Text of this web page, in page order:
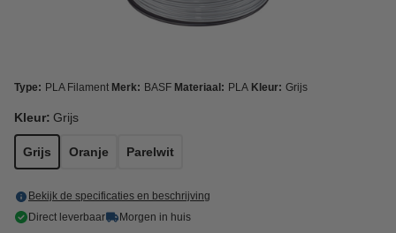
Type: PLA Filament Merk: BASF Materiaal: PLA Kleur: Grijs
Kleur: Grijs
Grijs Oranje Parelwit
Bekijk de specificaties en beschrijving
Direct leverbaar
Morgen in huis